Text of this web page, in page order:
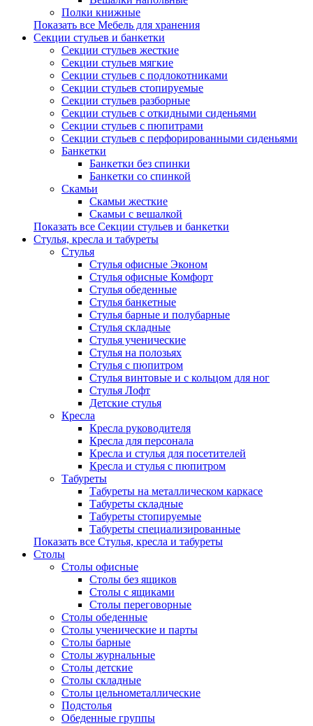
Полки книжные
Показать все Мебель для хранения
Секции стульев и банкетки
Секции стульев жесткие
Секции стульев мягкие
Секции стульев с подлокотниками
Секции стульев стопируемые
Секции стульев разборные
Секции стульев с откидными сиденьями
Секции стульев с пюпитрами
Секции стульев с перфорированными сиденьями
Банкетки
Банкетки без спинки
Банкетки со спинкой
Скамьи
Скамьи жесткие
Скамьи с вешалкой
Показать все Секции стульев и банкетки
Стулья, кресла и табуреты
Стулья
Стулья офисные Эконом
Стулья офисные Комфорт
Стулья обеденные
Стулья банкетные
Стулья барные и полубарные
Стулья складные
Стулья ученические
Стулья на полозьях
Стулья с пюпитром
Стулья винтовые и с кольцом для ног
Стулья Лофт
Детские стулья
Кресла
Кресла руководителя
Кресла для персонала
Кресла и стулья для посетителей
Кресла и стулья с пюпитром
Табуреты
Табуреты на металлическом каркасе
Табуреты складные
Табуреты стопируемые
Табуреты специализированные
Показать все Стулья, кресла и табуреты
Столы
Столы офисные
Столы без ящиков
Столы с ящиками
Столы переговорные
Столы обеденные
Столы ученические и парты
Столы барные
Столы журнальные
Столы детские
Столы складные
Столы цельнометаллические
Подстолья
Обеденные группы